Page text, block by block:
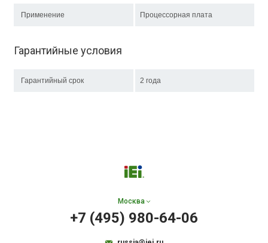
Применение Процессорная плата
Гарантийные условия
Гарантийный срок 2 года
Москва
+7 (495) 980-64-06